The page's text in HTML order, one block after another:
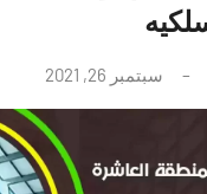
سبتمبر 26, 2021
توجد